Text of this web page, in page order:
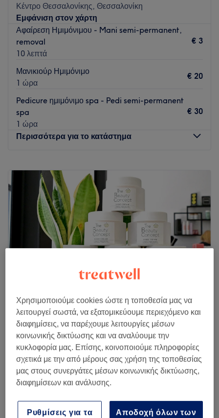
Κέντρο Θεσσαλονίκης, Θεσσαλονίκη
Εμφάνιση στον χάρτη
Αφαίρεση Ημιμόνιμου - Mani semi-permanent,
removal
10 λεπτά
€ 3
Μανικιούρ Ημιμόνιμο
1 ώρα
€ 20
Pedicure ημιμόνιμο spa - Pedi semi-permanent
spa
1 ώρα
€ 30
Περισσότερα για το κατάστημα
Τρίτη
Τετάρτη
Πέμπτη
Παρασκευή
10:00
20:00
Σάββατο
10:00 – 18:00
Κυριακή
Κλειστό
ωραιότερους χώρους ομορφιάς. Στο White Nails Beauty
Salon η προσιτή πολυτέλεια, συναντά την ιδανική
Συγκοινωνία
Το κατάστημα βρίσκεται σε κεντρικό σημείο της
Θεσσαλονίκης, κοντά σε στάσεις λεωφορείων. Βρίσκεται
στον ημιόροφο.
Η ομάδα
Η έμπειρη ομάδα σε περιμένει για να σου προσφέρει
εξαιρετικές υπηρεσίες περιποίησης άκρων, προσώπου και
The Beauty Concept Athens
4,7
83 κριτικές
Ελληνορώσων, Αθήνα
Εμφάνιση στον χάρτη
Μανικιούρ
35 λεπτά
€ 20
Αφαίρεση Ημιμόνιμου
20 λεπτά
€ 30
Χρησιμοποιούμε cookies ώστε η τοποθεσία μας να
λειτουργεί σωστά, να εξατομικεύουμε περιεχόμενο και
διαφημίσεις, να παρέχουμε λειτουργίες μέσων
κοινωνικής δικτύωσης και να αναλύουμε την
κυκλοφορία μας. Επίσης, κοινοποιούμε πληροφορίες
σχετικά με την από μέρους σας χρήση της τοποθεσίας
μας στους συνεργάτες μέσων κοινωνικής δικτύωσης,
διαφημίσεων και ανάλυσης.
Αποδοχή όλων των
Ρυθμίσεις για τα